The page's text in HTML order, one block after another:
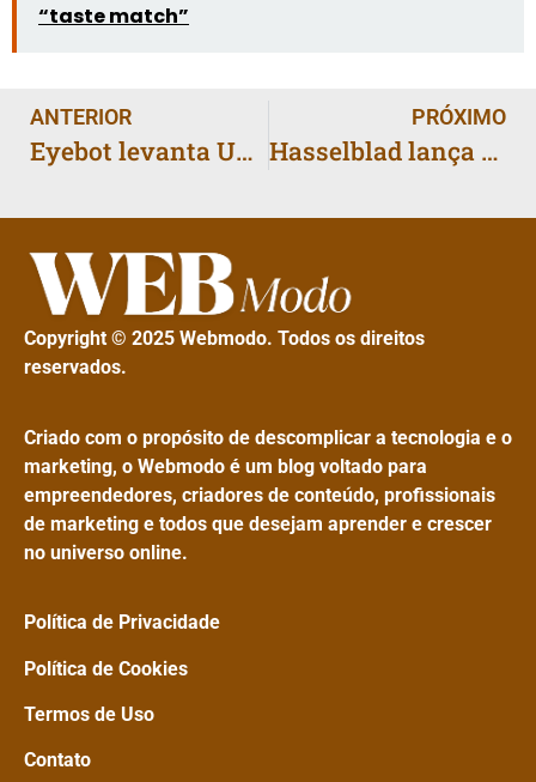
“taste match”
ANTERIOR
Eyebot levanta US$ 20 milhões em Série A para ampliar acesso a exames de visão
PRÓXIMO
Hasselblad lança X2D II 100C, primeira câmera médio formato com HDR de ponta a ponta
Copyright © 2025 Webmodo. Todos os direitos
reservados.
Criado com o propósito de descomplicar a tecnologia e o
marketing, o Webmodo é um blog voltado para
empreendedores, criadores de conteúdo, profissionais
de marketing e todos que desejam aprender e crescer
no universo online.
Política de Privacidade
Política de Cookies
Termos de Uso
Contato